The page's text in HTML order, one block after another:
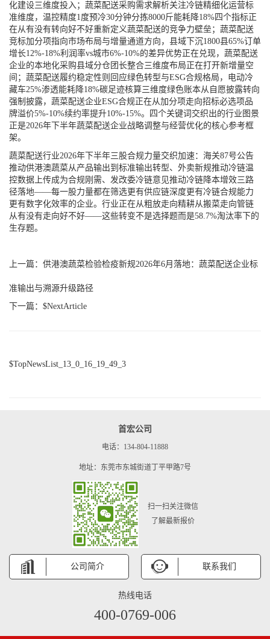
化建设三维度投入；蔬菜配送采购需求解析关注冷链精细化运营标
准维度，温控精度1度预冷30分钟分拣8000斤能耗降18%四个指标正
在从有没有转向好不好重新定义蔬菜配送的竞争力壁垒；蔬菜配送
竞标加分项指向市场布局与增量通道方向，县域下沉1800县65%订单
增长12%-18%利润率vs城市6%-10%的差异优势正在兑现，蔬菜配送
企业的本地化采购县域分仓团长整合三维度布局正在打开新增量空
间；蔬菜配送履约稳定性则回应绿色转型与ESG合规格局，电动冷
藏车25%渗透能耗降18%碳足迹核算三维度绿色账本从自愿披露转向
强制披露，蔬菜配送企业ESG合规正在从加分项走向招标必选项品
牌溢价5%-10%续约率提升10%-15%。四个关键词交织出的行业图景
正是2026年下半年蔬菜配送企业战略调整与经营优化的核心参考框
架。
蔬菜配送行业2026年下半年三股合规力量交织加速：海关87号公告
推动供港澳蔬菜从产品输出到标准输出转型、外卖新规推动冷链温
控数据上传成为合规刚需、发改委冷链意见推动冷链降本增效三路
径落地——每一股力量都在筛选更有供应链深度更有冷链合规能力
更有数字化效率的企业。行业正在从粗放走向精耕从搬菜走向管链
从有没有走向好不好——这些转变不是选择题而是58.7%淘汰率下的
生存题。
上一篇： 供港澳蔬菜检验检疫新规2026年6月落地：蔬菜配送企业标
准输出与溯源升级路径
下一篇：$NextArticle
$TopNewsList_13_0_16_19_49_3
首宏公司
电话：134-804-11888
地址：东莞市东城街道丁平甲路7号
扫一扫关注微信
了解最新报价
公司简介 联系我们
热线电话
400-0769-006